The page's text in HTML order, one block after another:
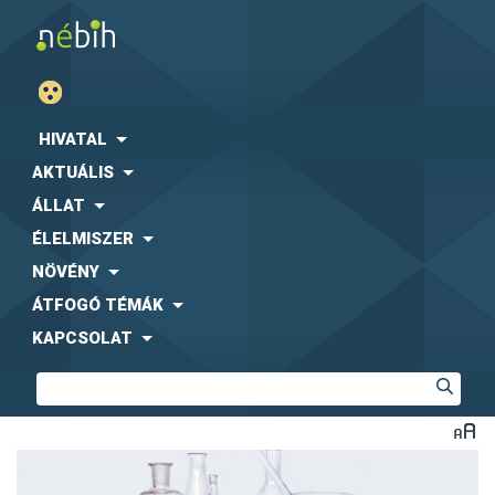
HIVATAL
AKTUÁLIS
ÁLLAT
ÉLELMISZER
NÖVÉNY
ÁTFOGÓ TÉMÁK
KAPCSOLAT